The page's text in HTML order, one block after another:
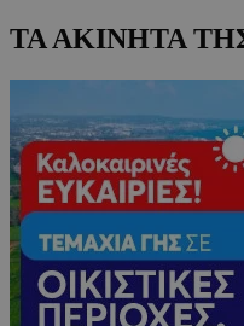
ΤΑ ΑΚΙΝΗΤΑ